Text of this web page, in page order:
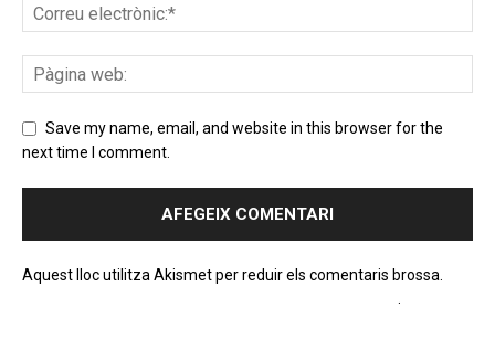
Save my name, email, and website in this browser for the
next time I comment.
Aquest lloc utilitza Akismet per reduir els comentaris brossa.